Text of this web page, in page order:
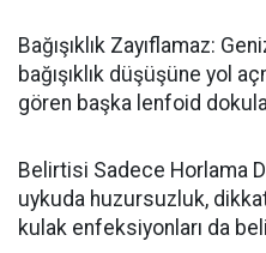
Bağışıklık Zayıflamaz:
bağışıklık düşüşüne yol
gören başka lenfoid
Belirtisi Sadece Horlama
uykuda huzursuzluk, dikkat
kulak enfeksiyonları da